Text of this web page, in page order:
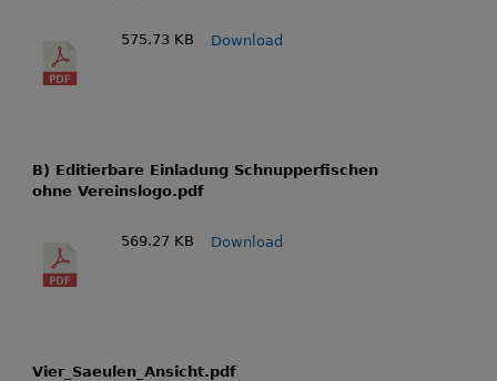
575.73 KB Download
B) Editierbare Einladung Schnupperfischen
ohne Vereinslogo.pdf
569.27 KB Download
Vier_Saeulen_Ansicht.pdf